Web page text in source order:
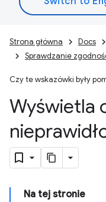
Strona główna Docs
Sprawdzanie
Czy te wskazówki były
Wyświetla
Na tej stronie